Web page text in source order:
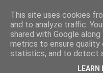
Παναιτωλικός:
This site uses cookies
and to analyze traffic.
shared with Google
metrics to ensure quality
statistics, and to detect
LEARN